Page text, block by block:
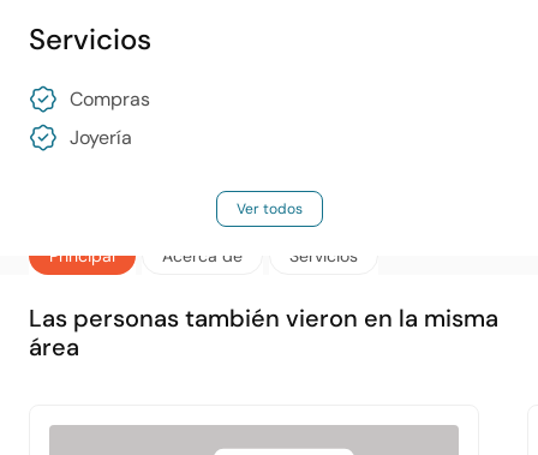
Principal Acerca de Servicios
Servicios
Compras
Joyería
Ver todos
Las personas también vieron en la misma
área